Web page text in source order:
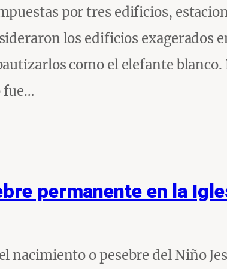
por tres edificios,
los edificios exagerados
como el elefante blanco.
fue…
permanente en la
nacimiento o pesebre del Niño